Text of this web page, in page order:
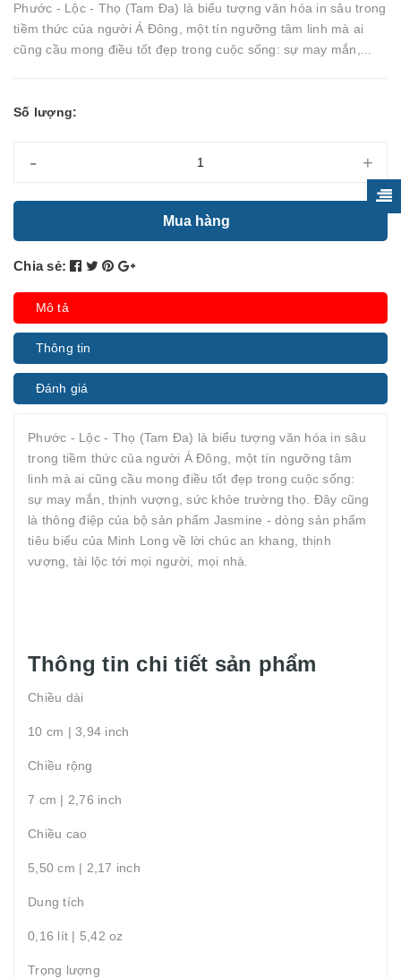
Phước - Lộc - Thọ (Tam Đa) là biểu tượng văn hóa in sâu trong
tiềm thức của người Á Đông, một tín ngưỡng tâm linh mà ai
cũng cầu mong điều tốt đẹp trong cuộc sống: sự may mắn,...
Số lượng:
- +
Mua hàng
Chia sẻ:
Mô tả
Thông tin
Đánh giá
Phước - Lộc - Thọ (Tam Đa) là biểu tượng văn hóa in sâu
trong tiềm thức của người Á Đông, một tín ngưỡng tâm
linh mà ai cũng cầu mong điều tốt đẹp trong cuộc sống:
sự may mắn, thịnh vượng, sức khỏe trường thọ. Đây cũng
là thông điệp của bộ sản phẩm Jasmine - dòng sản phẩm
tiêu biểu của Minh Long về lời chúc an khang, thịnh
vượng, tài lộc tới mọi người, mọi nhà.
Thông tin chi tiết sản phẩm
Chiều dài
10 cm | 3,94 inch
Chiều rộng
7 cm | 2,76 inch
Chiều cao
5,50 cm | 2,17 inch
Dung tích
0,16 lít | 5,42 oz
Trọng lượng